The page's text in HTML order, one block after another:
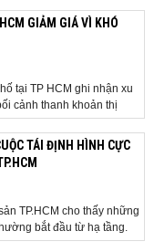
đột phá khi đề xuất xây
qua khu vực sân...
GIẢM GIÁ VÌ KHÓ
tại TP HCM ghi nhận xu
cảnh thanh khoản thị
trọng. Sau hơn 5 tháng
vực Bảy Hiền, anh
chấp nhận hạ giá...
TÁI ĐỊNH HÌNH CỰC
TP.HCM cho thấy những
bắt đầu từ hạ tầng.
đồng loạt tăng tốc, cấu